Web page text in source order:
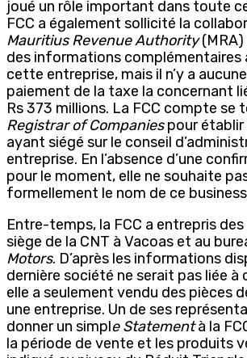
joué un rôle important dans toute
FCC a également sollicité la
Mauritius Revenue Authority(MRA)
des informations complémentaires
cette entreprise, mais il n’y a
paiement de la taxe la concernant
Rs 373 millions. La FCC compte se
Registrar of Companiespour établir
ayant siégé sur le conseil
entreprise. En l’absence d’une
pour le moment, elle ne souhaite
formellement le nom de ce
Entre-temps, la FCC a entrepris
siège de la CNT à Vacoas et au
Motors. D’après les informations
dernière société ne serait pas liée à
elle a seulement vendu des pièces
une entreprise. Un de ses
donner un simple Statementà la
la période de vente et les produits